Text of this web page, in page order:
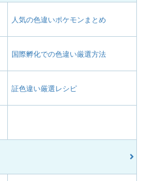
人気の色違いポケモンまとめ
国際孵化での色違い厳選方法
証色違い厳選レシピ